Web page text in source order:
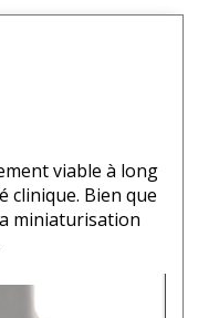
viable à long
clinique. Bien que
miniaturisation